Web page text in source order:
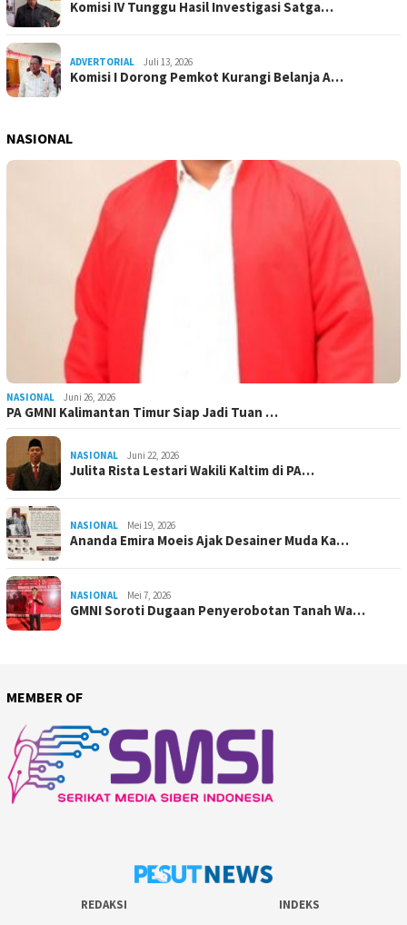
Komisi IV Tunggu Hasil Investigasi Satga…
ADVERTORIAL Juli 13, 2026
Komisi I Dorong Pemkot Kurangi Belanja A…
NASIONAL
NASIONAL Juni 26, 2026
PA GMNI Kalimantan Timur Siap Jadi Tuan …
NASIONAL Juni 22, 2026
Julita Rista Lestari Wakili Kaltim di PA…
NASIONAL Mei 19, 2026
Ananda Emira Moeis Ajak Desainer Muda Ka…
NASIONAL Mei 7, 2026
GMNI Soroti Dugaan Penyerobotan Tanah Wa…
MEMBER OF
REDAKSI
INDEKS